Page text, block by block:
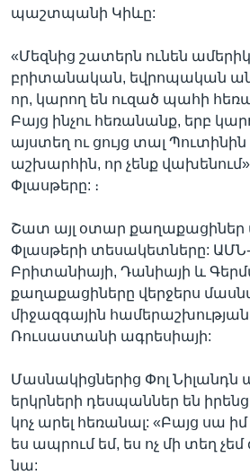
պաշտպանի Կիևը:
«Մեզնից շատերն ունեն
բրիտանական, եվրոպական
որ, կարող են ուզած պահի
Բայց ինչու հեռանանք, երբ
այստեղ ու ցույց տալ
աշխարհին, որ չենք
Փլասթերը: ։
Շատ այլ օտար քաղաքացիներ
Փլասթերի տեսակետները:
Բրիտանիայի, Դանիայի և
քաղաքացիները վերջերս
միջազգային համերաշխության
Ռուսաստանի ագրեսիայի:
Մասնակիցներից Փոլ Նիլանդն
երկրների դեսպաններ են
կոչ արել հեռանալ: «Բայց սա
ես ապրում եմ, ես ոչ մի տեղ չեմ
նա: